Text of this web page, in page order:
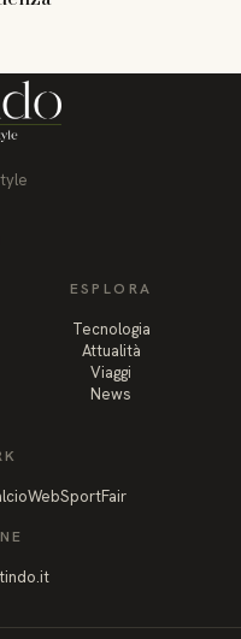
ESPLORA
Tecnologia
Attualità
Viaggi
News
SportFair